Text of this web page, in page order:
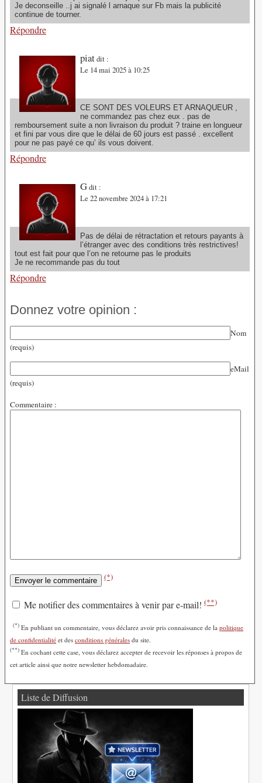
Je deconseille ..j ai signalé l arnaque sur Fb mais la publicité
continue de tourner.
Répondre
piatdit :
Le 14 mai 2025 à 10:25
CE SONT DES VOLEURS ET ARNAQUEUR ,
ne commandez pas chez eux . pas de
remboursement suite a non livraison du produit ? traine en longueur
et fini par vous dire que le délai de 60 jours est passé . excellent
pour ne pas payé ce qu’ ils vous doivent.
Répondre
Gdit :
Le 22 novembre 2024 à 17:21
Pas de délai de rétractation et retours payants à
l’étranger avec des conditions très restrictives!
tout est fait pour que l’on ne retourne pas le produits
Je ne recommande pas du tout
Répondre
Donnez votre opinion :
Nom
(requis)
eMail
(requis)
Commentaire :
(*)
Me notifier des commentaires à venir par e-mail! (**)
(*) En publiant un commentaire, vous déclarez avoir pris connaissance de la politique
de confidentialité et des conditions générales du site.
(**) En cochant cette case, vous déclarez accepter de recevoir les réponses à propos de
cet article ainsi que notre newsletter hebdomadaire.
Liste de Diffusion